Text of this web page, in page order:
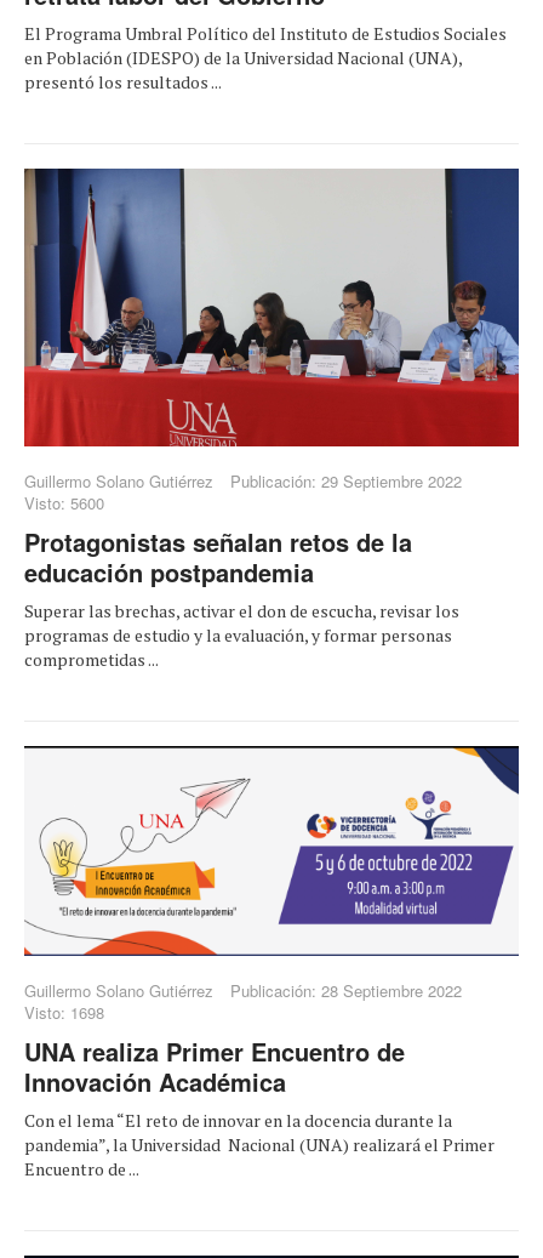
El Programa Umbral Político del Instituto de Estudios Sociales
en Población (IDESPO) de la Universidad Nacional (UNA),
presentó los resultados ...
Guillermo Solano Gutiérrez
Publicación: 29 Septiembre 2022
Visto: 5600
Protagonistas señalan retos de la
educación postpandemia
Superar las brechas, activar el don de escucha, revisar los
programas de estudio y la evaluación, y formar personas
comprometidas ...
Guillermo Solano Gutiérrez
Publicación: 28 Septiembre 2022
Visto: 1698
UNA realiza Primer Encuentro de
Innovación Académica
Con el lema “El reto de innovar en la docencia durante la
pandemia”, la Universidad Nacional (UNA) realizará el Primer
Encuentro de ...